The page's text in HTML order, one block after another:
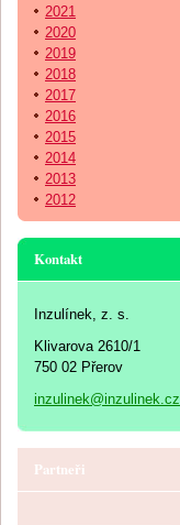
2021
2020
2019
2018
2017
2016
2015
2014
2013
2012
Kontakt
Inzulínek, z. s.
Klivarova 2610/1
750 02 Přerov
inzulinek@inzulinek.cz
Partneři